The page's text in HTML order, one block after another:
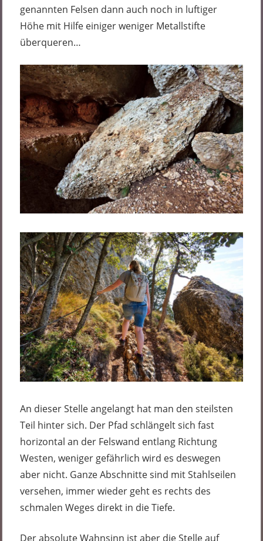
genannten Felsen dann auch noch in luftiger
Höhe mit Hilfe einiger weniger Metallstifte
überqueren…
An dieser Stelle angelangt hat man den steilsten
Teil hinter sich. Der Pfad schlängelt sich fast
horizontal an der Felswand entlang Richtung
Westen, weniger gefährlich wird es deswegen
aber nicht. Ganze Abschnitte sind mit Stahlseilen
versehen, immer wieder geht es rechts des
schmalen Weges direkt in die Tiefe.
Der absolute Wahnsinn ist aber die Stelle auf